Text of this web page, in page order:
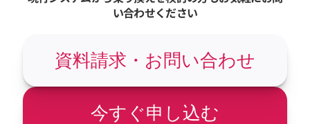
い合わせください
今すぐ申し込む
資料請求・お問い合わせ